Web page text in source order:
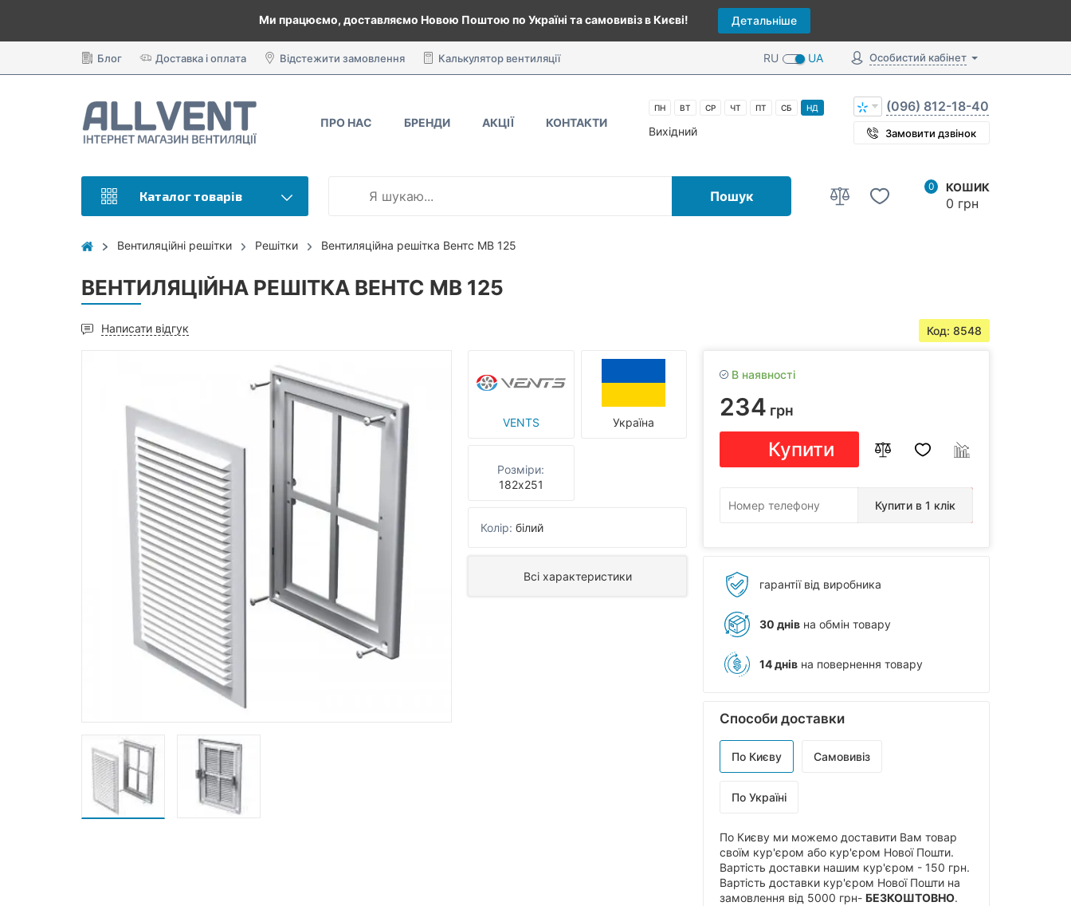
Ми працюємо, доставляємо Новою Поштою по Україні та самовивіз в Києві! Детальніше
Блог Доставка і оплата Відстежити замовлення Калькулятор вентиляції Особистий кабінет
RU UA
ПРО НАС БРЕНДИ АКЦІЇ КОНТАКТИ
ПН ВТ СР ЧТ ПТ СБ НД
Вихідний
(096) 812-18-40
Замовити дзвінок
Каталог товарів Пошук
0 КОШИК
0 грн
Вентиляційні решітки Решітки Вентиляційна решітка Вентс МВ 125
ВЕНТИЛЯЦІЙНА РЕШІТКА ВЕНТС МВ 125
Написати відгук Код: 8548
VENTS Україна
Розміри:
182х251
Колір: білий
Всі характеристики
В наявності
234 грн
Купити
Купити в 1 клік
гарантії від виробника
30 днів на обмін товару
14 днів на повернення товару
Способи доставки
По Києву Самовивіз
По Україні
По Києву ми можемо доставити Вам товар
своїм кур'єром або кур'єром Нової Пошти.
Вартість доставки нашим кур'єром - 150 грн.
Вартість доставки кур'єром Нової Пошти на
замовлення від 5000 грн- БЕЗКОШТОВНО.